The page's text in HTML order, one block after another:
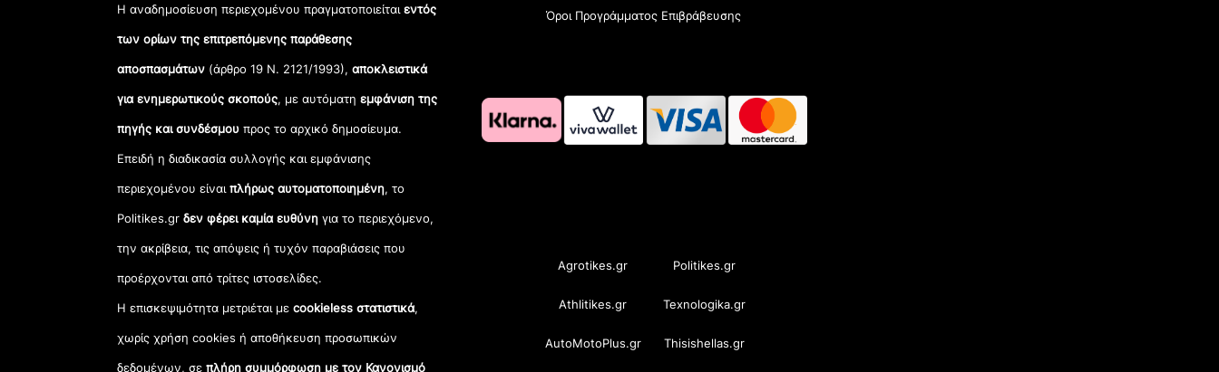
Η αναδημοσίευση περιεχομένου πραγματοποιείταιεντός
των ορίων της επιτρεπόμενης παράθεσης
αποσπασμάτων (άρθρο 19 Ν. 2121/1993), αποκλειστικά
για ενημερωτικούς σκοπούς, με αυτόματηεμφάνιση της
πηγής και συνδέσμου προς το αρχικό δημοσίευμα.
Επειδή η διαδικασία συλλογής και εμφάνισης
περιεχομένου είναιπλήρως αυτοματοποιημένη, το
Politikes.grδεν φέρει καμία ευθύνη για το περιεχόμενο,
την ακρίβεια, τις απόψεις ή τυχόν παραβιάσεις που
προέρχονται από τρίτες ιστοσελίδες.
Η επισκεψιμότητα μετριέται μεcookieless στατιστικά,
χωρίς χρήση cookies ή αποθήκευση προσωπικών
δεδομένων, σεπλήρη συμμόρφωση με τον Κανονισμό
Όροι Προγράμματος Επιβράβευσης
Agrotikes.gr Politikes.gr
Athlitikes.gr Texnologika.gr
AutoMotoPlus.gr Thisishellas.gr